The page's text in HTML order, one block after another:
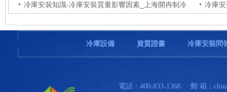
冷庫安裝知識-冷庫安裝質量影響因素_上海開冉制冷
冷庫
冷庫設備 資質證書 冷庫安裝問
電話：400-833-1368
郵 箱：